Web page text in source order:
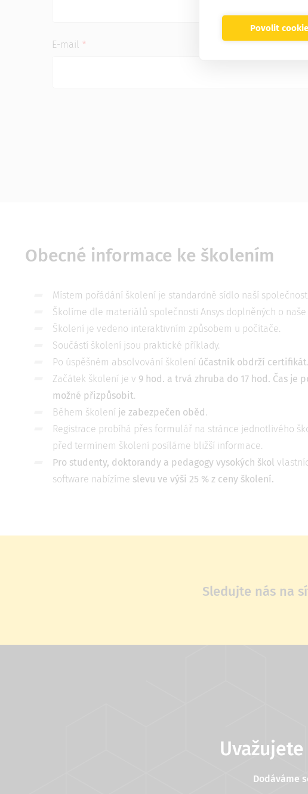
Povolit
E-mail
Obecné informace ke školením
Místem pořádání školení je standardně sídlo naší
Školíme dle materiálů společnosti Ansys doplněných o
Školení je vedeno interaktivním způsobem u počítače.
Součástí školení jsou praktické příklady.
Po úspěšném absolvování školení účastník obdrží certifikát.
Začátek školení je v 9 hod. a trvá zhruba do 17 hod. Čas je
možné přizpůsobit.
Během školení je zabezpečen oběd.
Registrace probíhá přes formulář na stránce jednotlivého
před termínem školení posíláme bližší informace.
Pro studenty, doktorandy a pedagogy vysokých škol
software nabízíme slevu ve výši 25 % z ceny školení.
Sledujte nás na
Dodáváme